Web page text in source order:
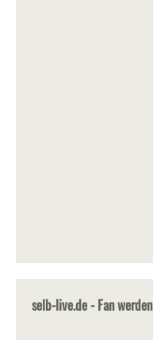
selb-live.de - Fan werden